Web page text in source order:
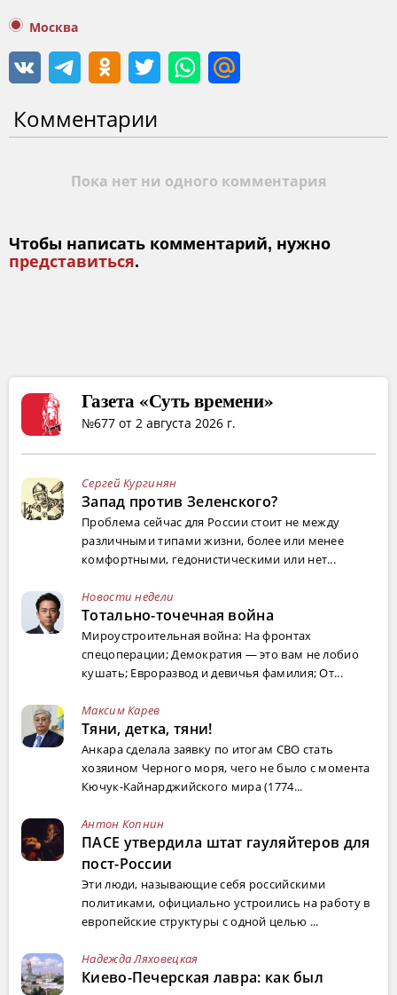
Москва
Комментарии
Пока нет ни одного комментария
Чтобы написать комментарий, нужно
представиться.
Газета «Суть времени»
№677 от 2 августа 2026 г.
Сергей Кургинян
Запад против Зеленского?
Проблема сейчас для России стоит не между
различными типами жизни, более или менее
комфортными, гедонистическими или нет...
Новости недели
Тотально-точечная война
Мироустроительная война: На фронтах
спецоперации; Демократия — это вам не лобио
кушать; Евроразвод и девичья фамилия; От...
Максим Карев
Тяни, детка, тяни!
Анкара сделала заявку по итогам СВО стать
хозяином Черного моря, чего не было с момента
Кючук-Кайнарджийского мира (1774...
Антон Копнин
ПАСЕ утвердила штат гауляйтеров для
пост-России
Эти люди, называющие себя российскими
политиками, официально устроились на работу в
европейские структуры с одной целью ...
Надежда Ляховецкая
Киево-Печерская лавра: как был